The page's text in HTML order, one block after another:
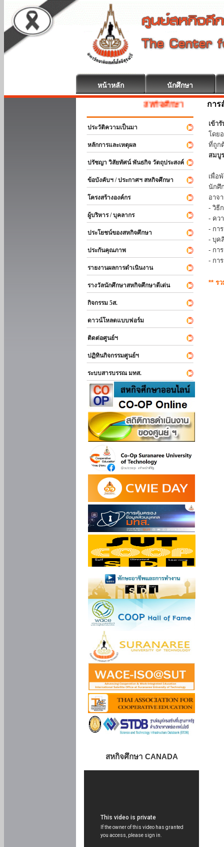
หน้าหลัก นักศึกษา
สหกิจศึกษา ยินดีต้อนรับ
ประวัติความเป็นมา
หลักการและเหตุผล
ปรัชญา วิสัยทัศน์ พันธกิจ วัตถุประสงค์
ข้อบังคับฯ / ประกาศฯ สหกิจศึกษา
โครงสร้างองค์กร
ผู้บริหาร / บุคลากร
ประโยชน์ของสหกิจศึกษา
ประกันคุณภาพ
รายงานผลการดำเนินงาน
รางวัลนักศึกษาสหกิจศึกษาดีเด่น
กิจกรรม 5ส.
ดาวน์โหลดแบบฟอร์ม
ติดต่อศูนย์ฯ
ปฏิทินกิจกรรมศูนย์ฯ
ระบบสารบรรณ มทส.
สหกิจศึกษา CANADA
การ
เข้า
โดย
ที่ถูก
สมบู
เพื่อ
นักศึ
อาจ
- วิธี
- คว
- กา
- บุค
- กา
- กา
** ร